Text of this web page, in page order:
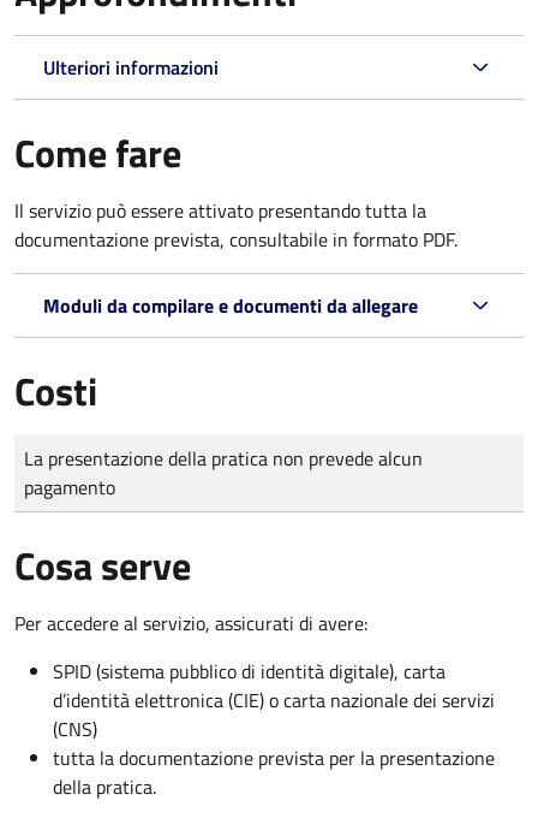
Ulteriori informazioni
Come fare
Il servizio può essere attivato presentando tutta la
documentazione prevista, consultabile in formato PDF.
Moduli da compilare e documenti da allegare
Costi
Tipo di pagamento
Importo
La presentazione della pratica non prevede alcun
pagamento
Cosa serve
Per accedere al servizio, assicurati di avere:
SPID (sistema pubblico di identità digitale), carta
d’identità elettronica (CIE) o carta nazionale dei servizi
(CNS)
tutta la documentazione prevista per la presentazione
della pratica.